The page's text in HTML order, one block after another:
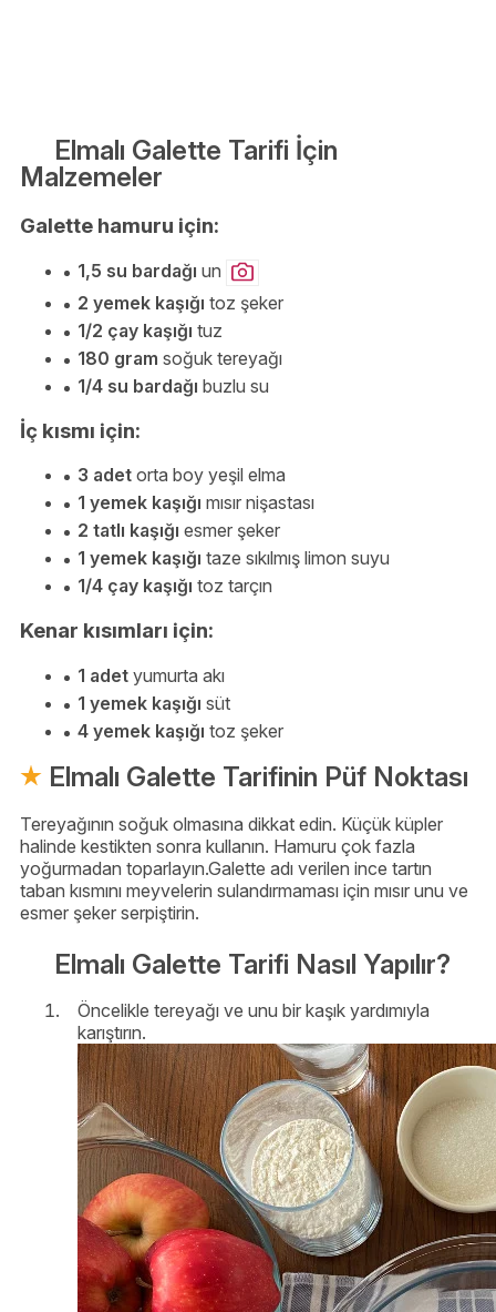
Elmalı Galette Tarifi İçin
Malzemeler
Galette hamuru için:
1,5 su bardağı un
2 yemek kaşığı toz şeker
1/2 çay kaşığı tuz
180 gram soğuk tereyağı
1/4 su bardağı buzlu su
İç kısmı için:
3 adet orta boy yeşil elma
1 yemek kaşığı mısır nişastası
2 tatlı kaşığı esmer şeker
1 yemek kaşığı taze sıkılmış limon suyu
1/4 çay kaşığı toz tarçın
Kenar kısımları için:
1 adet yumurta akı
1 yemek kaşığı süt
4 yemek kaşığı toz şeker
Elmalı Galette Tarifinin Püf Noktası
Tereyağının soğuk olmasına dikkat edin. Küçük küpler
halinde kestikten sonra kullanın. Hamuru çok fazla
yoğurmadan toparlayın.Galette adı verilen ince tartın
taban kısmını meyvelerin sulandırmaması için mısır unu ve
esmer şeker serpiştirin.
Elmalı Galette Tarifi Nasıl Yapılır?
Öncelikle tereyağı ve unu bir kaşık yardımıyla
karıştırın.